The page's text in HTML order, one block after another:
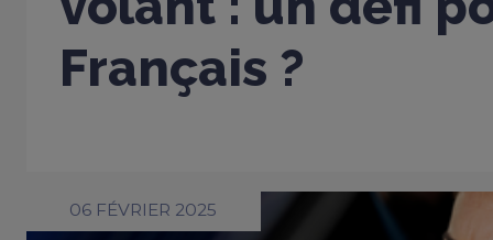
Français ?
06 FÉVRIER 2025